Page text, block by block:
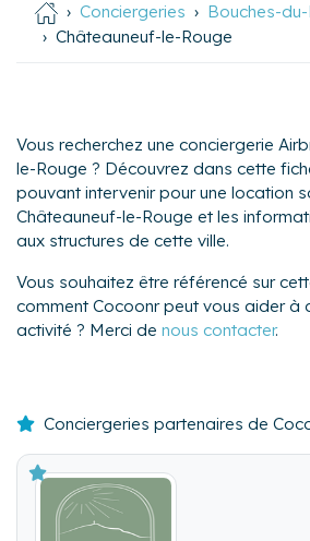
Conciergeries
Bouches-du-
Châteauneuf-le-Rouge
Vous recherchez une conciergerie
le-Rouge ? Découvrez dans cette
pouvant intervenir pour une location
Châteauneuf-le-Rouge et les
aux structures de cette ville.
Vous souhaitez être référencé sur
comment Cocoonr peut vous aider à
activité ? Merci de nous contacter.
Conciergeries partenaires de